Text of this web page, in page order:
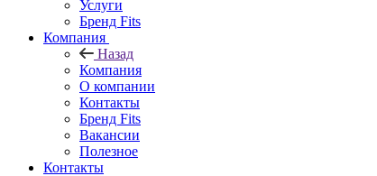
Услуги
Бренд Fits
Компания
Назад
Компания
О компании
Контакты
Бренд Fits
Вакансии
Полезное
Контакты